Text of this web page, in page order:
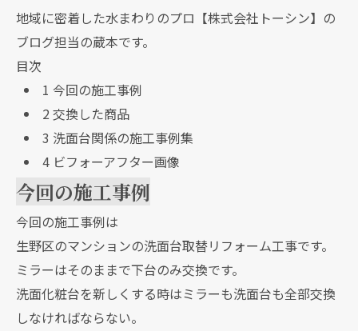
地域に密着した水まわりのプロ【株式会社トーシン】の
ブログ担当の蔵本です。
目次
1 今回の施工事例
2交換した商品
3 洗面台関係の施工事例集
4ビフォーアフター画像
今回の施工事例
今回の施工事例は
生野区のマンションの洗面台取替リフォーム工事です。
ミラーはそのままで下台のみ交換です。
洗面化粧台を新しくする時はミラーも洗面台も全部交換
しなければならない。